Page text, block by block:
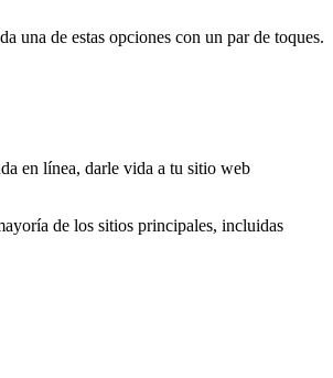
una de estas opciones con un par de toques.
en línea, darle vida a tu sitio web
de los sitios principales, incluidas